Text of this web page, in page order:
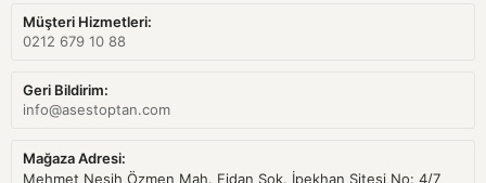
Müşteri Hizmetleri:
0212 679 10 88
Geri Bildirim:
info@asestoptan.com
Mağaza Adresi:
Mehmet Nesih Özmen Mah. Fidan Sok. İpekhan Sitesi No: 4/7